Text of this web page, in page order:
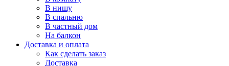
В нишу
В спальню
В частный дом
На балкон
Доставка и оплата
Как сделать заказ
Доставка